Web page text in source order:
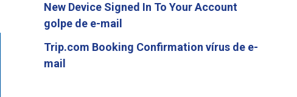
New Device Signed In To Your Account
golpe de e-mail
Trip.com Booking Confirmation vírus de e-
mail